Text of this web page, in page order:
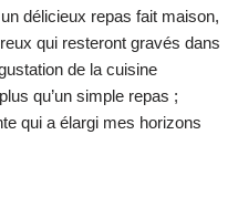
délicieux repas fait maison,
qui resteront gravés dans
de la cuisine
qu’un simple repas ;
qui a élargi mes horizons